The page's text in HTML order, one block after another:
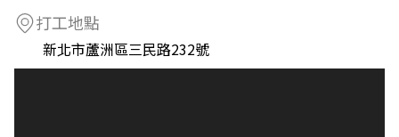
打工地點
新北市蘆洲區三民路232號